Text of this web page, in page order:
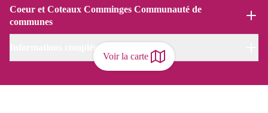
Voir la carte
Coeur et Coteaux Comminges Communauté de
communes
Informations complémentaires